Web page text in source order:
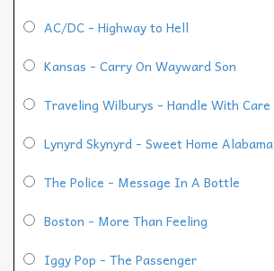
AC/DC - Highway to Hell
Kansas - Carry On Wayward Son
Traveling Wilburys - Handle With Care
Lynyrd Skynyrd - Sweet Home Alabama
The Police - Message In A Bottle
Boston - More Than Feeling
Iggy Pop - The Passenger